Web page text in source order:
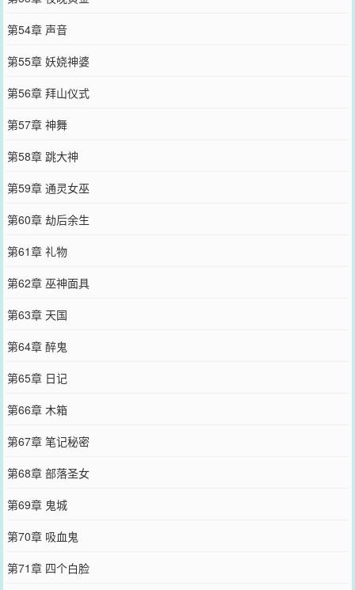
第54章 声音
第55章 妖娆神婆
第56章 拜山仪式
第57章 神舞
第58章 跳大神
第59章 通灵女巫
第60章 劫后余生
第61章 礼物
第62章 巫神面具
第63章 天国
第64章 醉鬼
第65章 日记
第66章 木箱
第67章 笔记秘密
第68章 部落圣女
第69章 鬼城
第70章 吸血鬼
第71章 四个白脸